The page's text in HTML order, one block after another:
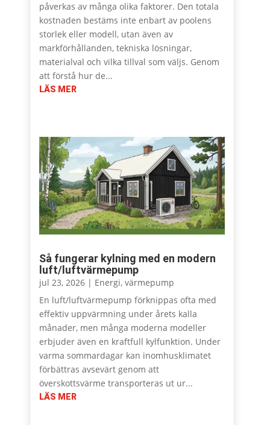
påverkas av många olika faktorer. Den totala
kostnaden bestäms inte enbart av poolens
storlek eller modell, utan även av
markförhållanden, tekniska lösningar,
materialval och vilka tillval som väljs. Genom
att förstå hur de...
LÄS MER
Så fungerar kylning med en modern
luft/luftvärmepump
jul 23, 2026| Energi, värmepump
En luft/luftvärmepump förknippas ofta med
effektiv uppvärmning under årets kalla
månader, men många moderna modeller
erbjuder även en kraftfull kylfunktion. Under
varma sommardagar kan inomhusklimatet
förbättras avsevärt genom att
överskottsvärme transporteras ut ur...
LÄS MER